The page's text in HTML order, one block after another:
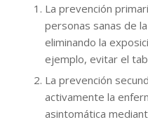
La prevención
personas sanas de
eliminando la
ejemplo, evitar el
La prevención
activamente la
asintomática